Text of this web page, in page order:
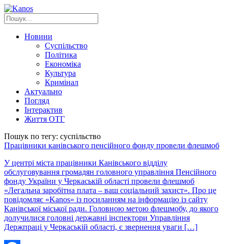
Новини
Суспільство
Політика
Економіка
Культура
Кримінал
Актуально
Погляд
Інтерактив
Життя ОТГ
Пошук по тегу: суспільство
Працівники канівського пенсійного фонду провели флешмоб
У центрі міста працівники Канівського відділу
обслуговування громадян головного управління Пенсійного
фонду України у Черкаській області провели флешмоб
«Легальна заробітна плата – ваш соціальний захист». Про це
повідомляє «Kanos» із посиланням на інформацію із сайту
Канівської міської ради. Головною метою флешмобу, до якого
долучилися головні державні інспектори Управління
Держпраці у Черкаській області, є звернення уваги […]